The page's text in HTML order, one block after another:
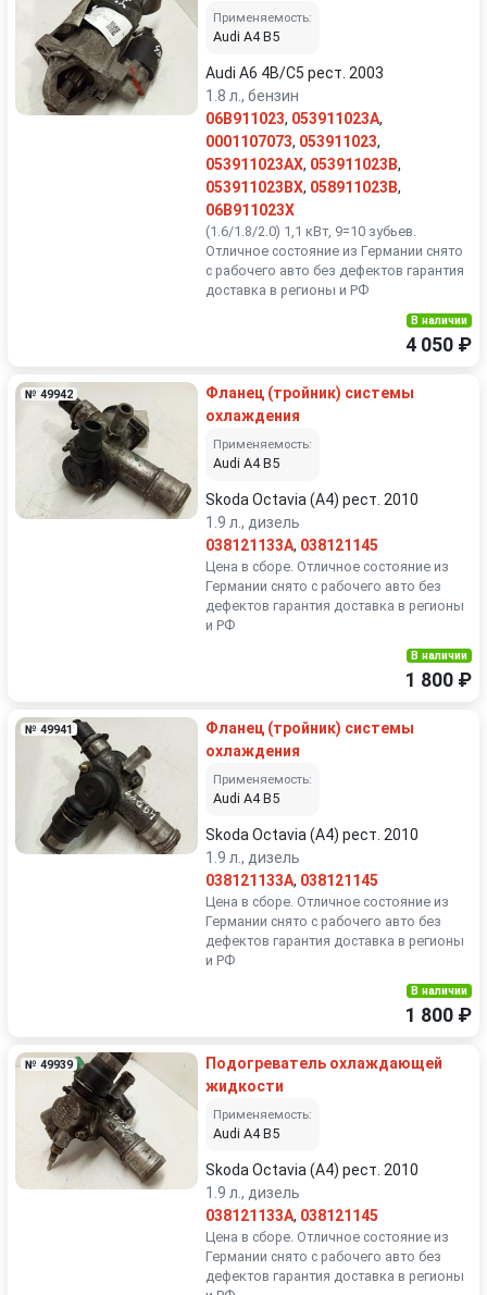
Применяемость:
Audi A4 B5
Audi A6 4B/C5 рест. 2003
1.8 л., бензин
06B911023, 053911023A,
0001107073, 053911023,
053911023AX, 053911023B,
053911023BX, 058911023B,
06B911023X
(1.6/1.8/2.0) 1,1 кВт, 9=10 зубьев.
Отличное состояние из Германии снято
с рабочего авто без дефектов гарантия
доставка в регионы и РФ
В наличии
4 050 ₽
№ 49942
Фланец (тройник) системы
охлаждения
Применяемость:
Audi A4 B5
Skoda Octavia (A4) рест. 2010
1.9 л., дизель
038121133A, 038121145
Цена в сборе. Отличное состояние из
Германии снято с рабочего авто без
дефектов гарантия доставка в регионы
и РФ
В наличии
1 800 ₽
№ 49941
Фланец (тройник) системы
охлаждения
Применяемость:
Audi A4 B5
Skoda Octavia (A4) рест. 2010
1.9 л., дизель
038121133A, 038121145
Цена в сборе. Отличное состояние из
Германии снято с рабочего авто без
дефектов гарантия доставка в регионы
и РФ
В наличии
1 800 ₽
№ 49939
Подогреватель охлаждающей
жидкости
Применяемость:
Audi A4 B5
Skoda Octavia (A4) рест. 2010
1.9 л., дизель
038121133A, 038121145
Цена в сборе. Отличное состояние из
Германии снято с рабочего авто без
дефектов гарантия доставка в регионы